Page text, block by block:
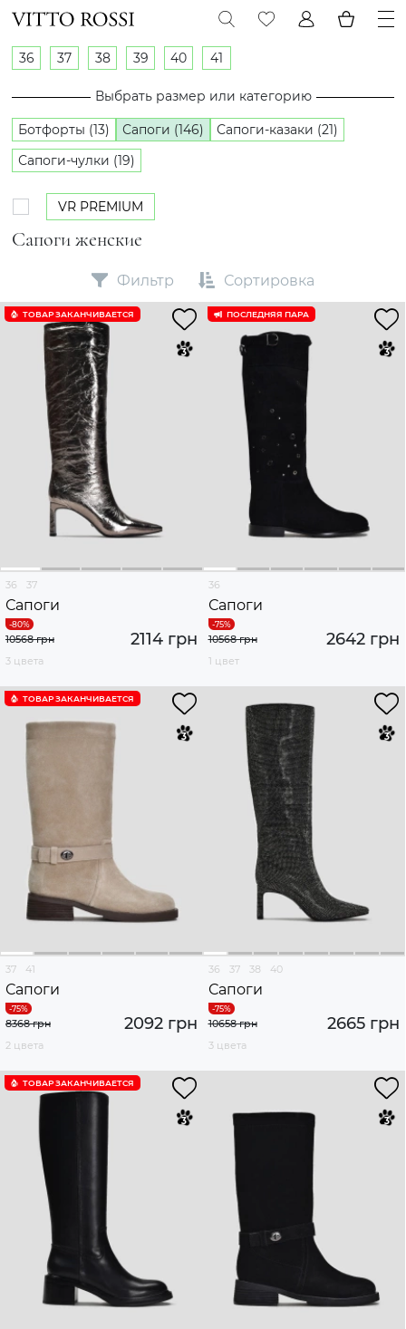
Cапоги женские
36 37 38 39 40 41
Выбрать размер или категорию
Ботфорты (13) Сапоги (146)
Сапоги-казаки (21)
Сапоги-чулки (19)
VR PREMIUM
Фильтр Сортировка
ТОВАР ЗАКАНЧИВАЕТСЯ
36 37
Сапоги
2114 грн
10568 грн
3 цвета
ПОСЛЕДНЯЯ ПАРА
36
Сапоги
2642 грн
10568 грн
1 цвет
ТОВАР ЗАКАНЧИВАЕТСЯ
37 41
Сапоги
2092 грн
8368 грн
2 цвета
36 37 38 40
Сапоги
2665 грн
10658 грн
3 цвета
ТОВАР ЗАКАНЧИВАЕТСЯ